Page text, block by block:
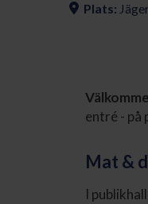
Plats:
entré - på
Mat &
I